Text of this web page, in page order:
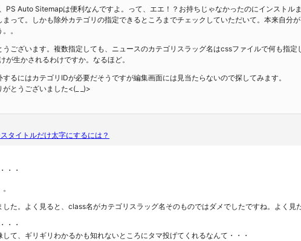
PS Auto Sitemapは便利なんですよ。って、エエ！？お持ちじゃなかったのにインストル
まって。しかも除外カテゴリの指定できるところまでチェックしていただいて。本来自分
。
うございます。複数指定しても、ニュースのカテゴリスラッグ名はcssファイルで何も指
が生かされるわけですか。なるほど。
するにはカテゴリIDが必要だそうですが編集画面には見当たらないので探してみます。
とうございました<(_ _)>
タイトルだけ太字にするには？
・・
した。よく見ると、class名がカテゴリスラッグ名そのものではダメでしたですね。よく見
・・
して、ギリギリわかるかも知れないところにタマ投げてくれるなんて・・・